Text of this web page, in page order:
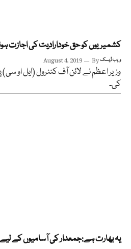
کشمیریوں کو حق خودارادیت کی اجازت
August 4, 2019 Byویب ڈیسک
وزیر اعظم نے لائن آف کنٹرول (ایل او
کی۔
یہ بھارت ہے:جمعدار کی آسامیوں کے لیے